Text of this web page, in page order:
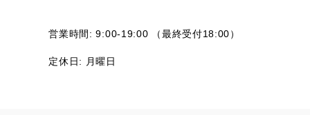
営業時間: 9:00-19:00 （最終受付18:00）
定休日: 月曜日